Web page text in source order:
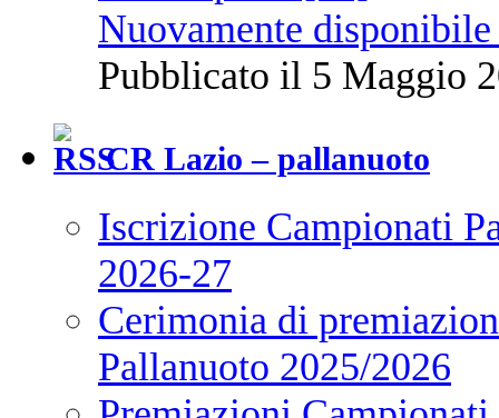
Nuovamente
Pubblicato il 5 Maggio
CR Lazio – pallanuoto
Iscrizione Campionati
2026-27
Cerimonia di
Pallanuoto 2025/2026